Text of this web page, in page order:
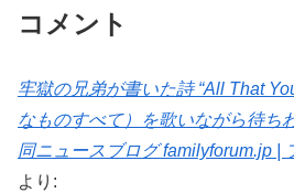
コメント
牢獄の兄弟が書いた詩 “All That
なものすべて）を歌いながら待ち
同ニュースブログ familyforum.jp |
より: